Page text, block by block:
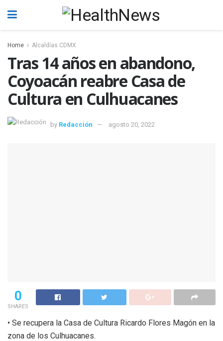
Home Alcaldías CDMX
Tras 14 años en abandono,
Coyoacán reabre Casa de
Cultura en Culhuacanes
by Redacción agosto 20, 2022
0
SHARES
• Se recupera la Casa de Cultura Ricardo Flores Magón en la
zona de los Culhuacanes.